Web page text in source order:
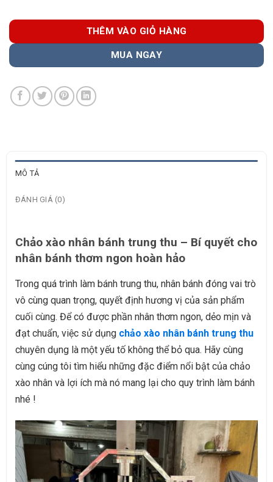
THÊM VÀO GIỎ HÀNG
MUA NGAY
MÔ TẢ
ĐÁNH GIÁ (0)
Chảo xào nhân bánh trung thu – Bí quyết cho
nhân bánh thơm ngon hoàn hảo
Trong quá trình làm bánh trung thu, nhân bánh đóng vai trò
vô cùng quan trọng, quyết định hương vị của sản phẩm
cuối cùng. Để có được phần nhân thơm ngon, dẻo mịn và
đạt chuẩn, việc sử dụng chảo xào nhân bánh trung thu
chuyên dụng là một yếu tố không thể bỏ qua. Hãy cùng
cùng cúng tôi tìm hiểu những đặc điểm nổi bật của chảo
xào nhân và lợi ích mà nó mang lại cho quy trình làm bánh
nhé !